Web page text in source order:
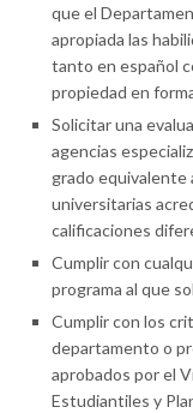
que el
apropiada las
tanto en español
propiedad en
Solicitar una
agencias
grado
universitarias
calificaciones
Cumplir con
programa al que
Cumplir con los
departamento o
aprobados por el
Estudiantiles y